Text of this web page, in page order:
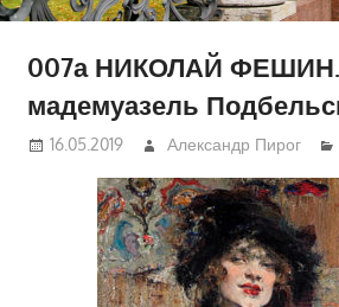
007а НИКОЛАЙ ФЕШИН.
мадемуазель
16.05.2019 Александр Пирог